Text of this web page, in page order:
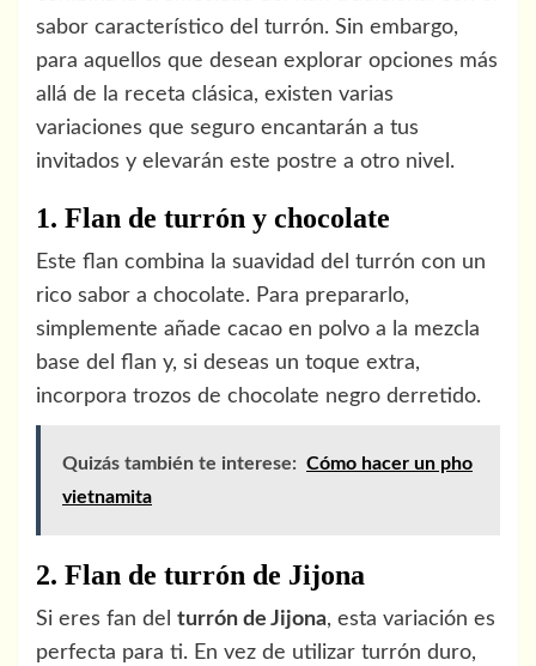
sabor característico del turrón. Sin embargo,
para aquellos que desean explorar opciones más
allá de la receta clásica, existen varias
variaciones que seguro encantarán a tus
invitados y elevarán este postre a otro nivel.
1. Flan de turrón y chocolate
Este flan combina la suavidad del turrón con un
rico sabor a chocolate. Para prepararlo,
simplemente añade cacao en polvo a la mezcla
base del flan y, si deseas un toque extra,
incorpora trozos de chocolate negro derretido.
Quizás también te interese: Cómo hacer un pho
vietnamita
2. Flan de turrón de Jijona
Si eres fan del turrón de Jijona, esta variación es
perfecta para ti. En vez de utilizar turrón duro,